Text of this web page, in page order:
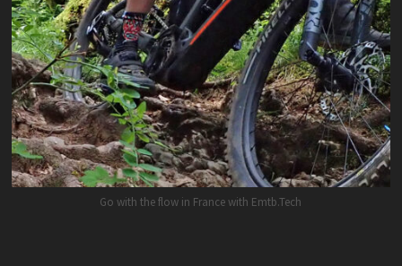
Go with the flow in France with Emtb.Tech